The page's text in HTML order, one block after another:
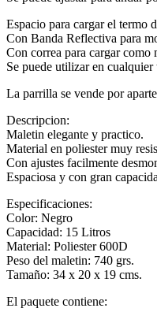
Espacio para cargar el termo
Con Banda Reflectiva para
Con correa para cargar como
Se puede utilizar en
La parrilla se vende por
Descripcion:
Maletin elegante y practico.
Material en poliester muy
Con ajustes facilmente
Espaciosa y con gran
Especificaciones:
Color: Negro
Capacidad: 15 Litros
Material: Poliester 600D
Peso del maletin: 740 grs.
Tamaño: 34 x 20 x 19 cms.
El paquete contiene: